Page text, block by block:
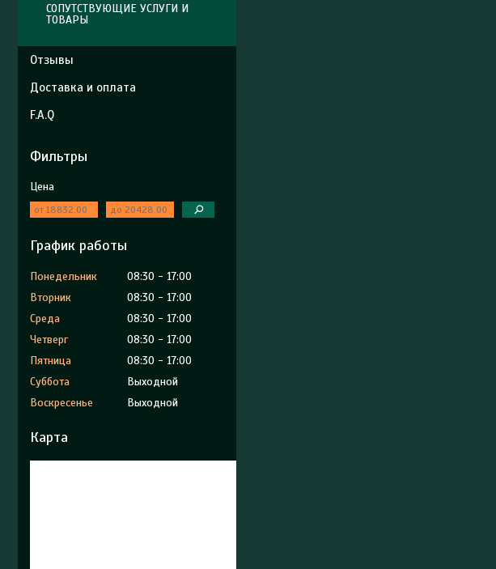
СОПУТСТВУЮЩИЕ УСЛУГИ И
ТОВАРЫ
Отзывы
Доставка и оплата
F.A.Q
Фильтры
Цена
График работы
Понедельник 08:30
17:00
Вторник
08:30
17:00
Среда
08:30
17:00
Четверг
08:30
17:00
Пятница
08:30
17:00
Суббота
Выходной
Воскресенье
Выходной
Карта